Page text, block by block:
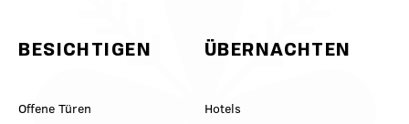
BESICHTIGEN
Offene Türen
ÜBERNACHTEN
Hotels